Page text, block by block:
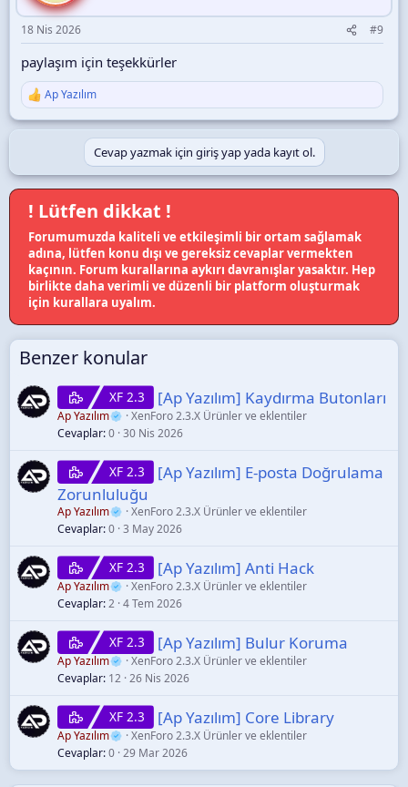
18 Nis 2026 #9
paylaşım için teşekkürler
T
p
l
e
r
Ap Yazılım
Cevap yazmak için giriş yap yada kayıt ol.
! Lütfen dikkat !
Forumumuzda kaliteli ve etkileşimli bir ortam sağlamak
adına, lütfen konu dışı ve gereksiz cevaplar vermekten
kaçının. Forum kurallarına aykırı davranışlar yasaktır. Hep
birlikte daha verimli ve düzenli bir platform oluşturmak
için kurallara uyalım.
Benzer konular
XF 2.3 [Ap Yazılım] Kaydırma Butonları
Ap Yazılım
XenForo 2.3.X Ürünler ve eklentiler
Cevaplar 0 30 Nis 2026
XF 2.3
[Ap Yazılım] E-posta Doğrulama
Zorunluluğu
Ap Yazılım
XenForo 2.3.X Ürünler ve eklentiler
Cevaplar 0 3 May 2026
XF 2.3 [Ap Yazılım] Anti Hack
Ap Yazılım
XenForo 2.3.X Ürünler ve eklentiler
Cevaplar 2 4 Tem 2026
XF 2.3 [Ap Yazılım] Bulur Koruma
Ap Yazılım
XenForo 2.3.X Ürünler ve eklentiler
Cevaplar 12 26 Nis 2026
XF 2.3 [Ap Yazılım] Core Library
Ap Yazılım
XenForo 2.3.X Ürünler ve eklentiler
Cevaplar 0 29 Mar 2026